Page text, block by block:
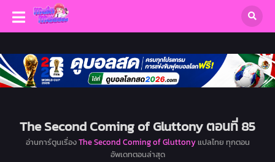
The Second Coming of Gluttony ตอนที่ 85
อ่านการ์ตูนเรื่องThe Second Coming of Gluttonyแปลไทย ทุกตอน
อัพเดทตอนล่าสุด